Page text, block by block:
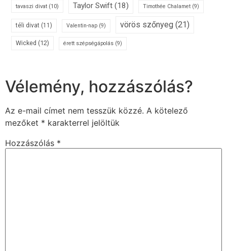
tavaszi divat (10) Taylor Swift (18) Timothée Chalamet (9)
téli divat (11) Valentin-nap (9) vörös szőnyeg (21)
Wicked (12) érett szépségápolás (9)
Vélemény, hozzászólás?
Az e-mail címet nem tesszük közzé. A kötelező
mezőket * karakterrel jelöltük
Hozzászólás *